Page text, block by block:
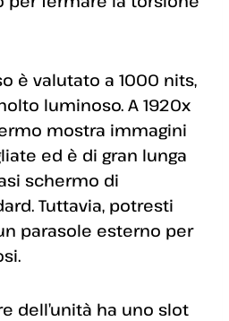
è valutato a 1000 nits,
luminoso. A 1920x
mostra immagini
ed è di gran lunga
schermo di
Tuttavia, potresti
parasole esterno per
dell’unità ha uno slot